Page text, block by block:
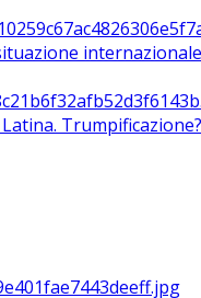
Trumpificazione?